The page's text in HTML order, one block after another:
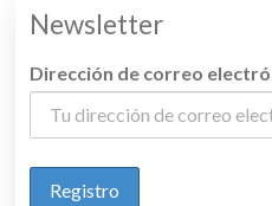
Newsletter
Dirección de correo